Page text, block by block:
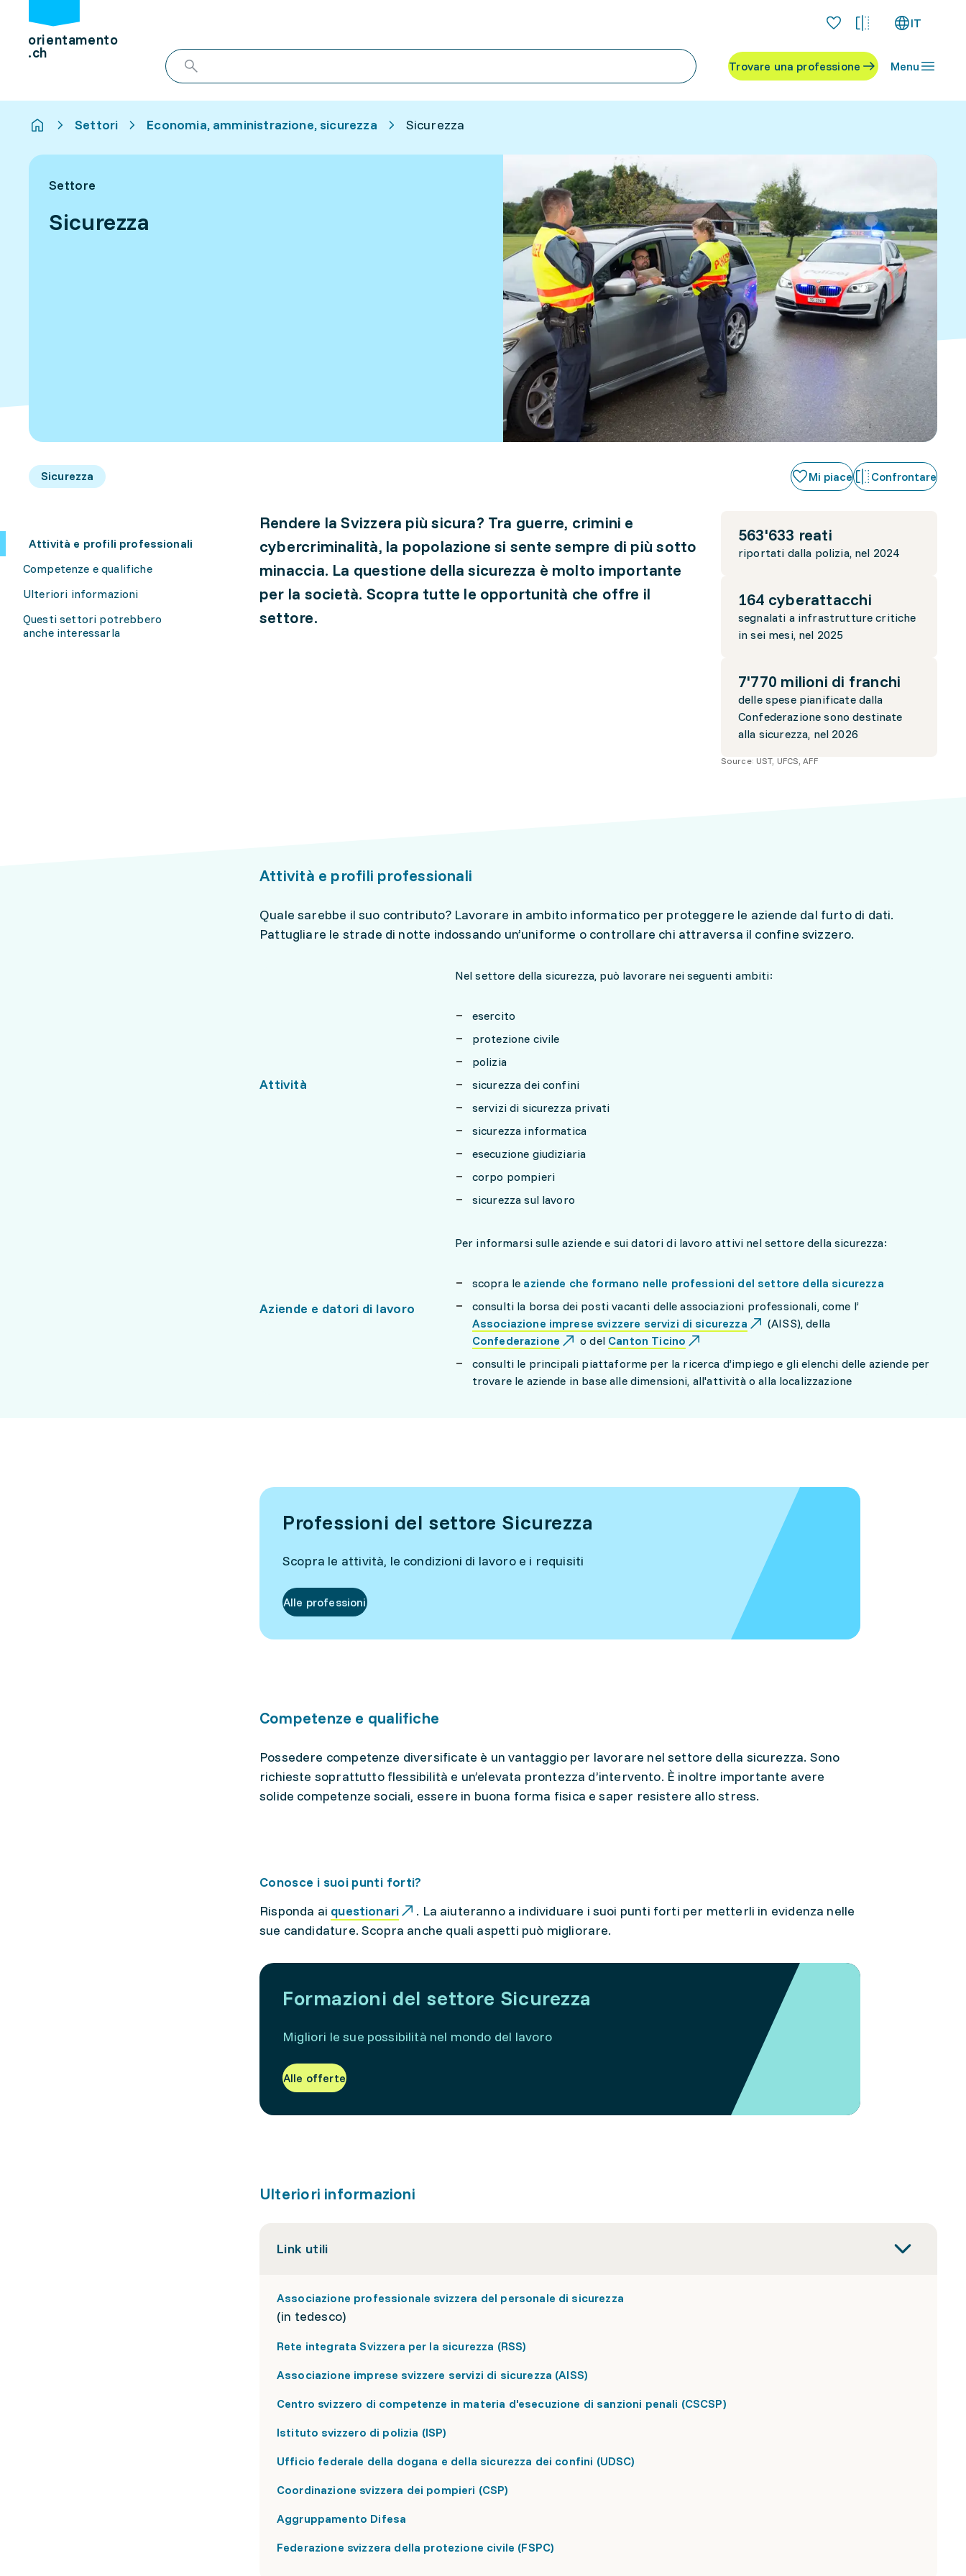
orientamento
.ch
IT
Trovare una professione Menu
Settori Economia, amministrazione, sicurezza Sicurezza
Settore
Sicurezza
Sicurezza Mi piace Confrontare
Attività e profili professionali
Competenze e qualifiche
Ulteriori informazioni
Questi settori potrebbero
anche interessarla
563'633 reati
riportati dalla polizia, nel 2024
164 cyberattacchi
segnalati a infrastrutture critiche
in sei mesi, nel 2025
7'770 milioni di franchi
delle spese pianificate dalla
Confederazione sono destinate
alla sicurezza, nel 2026
Source: UST, UFCS, AFF
Rendere la Svizzera più sicura? Tra guerre, crimini e
cybercriminalità, la popolazione si sente sempre di più sotto
minaccia. La questione della sicurezza è molto importante
per la società. Scopra tutte le opportunità che offre il
settore.
Attività e profili professionali
Quale sarebbe il suo contributo? Lavorare in ambito informatico per proteggere le aziende dal furto di dati.
Pattugliare le strade di notte indossando un’uniforme o controllare chi attraversa il confine svizzero.
Attività
Nel settore della sicurezza, può lavorare nei seguenti ambiti:
esercito
protezione civile
polizia
sicurezza dei confini
servizi di sicurezza privati
sicurezza informatica
esecuzione giudiziaria
corpo pompieri
sicurezza sul lavoro
Aziende e datori di lavoro
Per informarsi sulle aziende e sui datori di lavoro attivi nel settore della sicurezza:
scopra le aziende che formano nelle professioni del settore della sicurezza
consulti la borsa dei posti vacanti delle associazioni professionali, come l’
Associazione imprese svizzere servizi di sicurezza
(AISS), della
Confederazione
o del Canton Ticino
consulti le principali piattaforme per la ricerca d’impiego e gli elenchi delle aziende per
trovare le aziende in base alle dimensioni, all'attività o alla localizzazione
Professioni del settore Sicurezza
Scopra le attività, le condizioni di lavoro e i requisiti
Alle professioni
Competenze e qualifiche
Possedere competenze diversificate è un vantaggio per lavorare nel settore della sicurezza. Sono
richieste soprattutto flessibilità e un’elevata prontezza d’intervento. È inoltre importante avere
solide competenze sociali, essere in buona forma fisica e saper resistere allo stress.
Conosce i suoi punti forti?
Risponda ai questionari
. La aiuteranno a individuare i suoi punti forti per metterli in evidenza nelle
sue candidature. Scopra anche quali aspetti può migliorare.
Formazioni del settore Sicurezza
Migliori le sue possibilità nel mondo del lavoro
Alle offerte
Ulteriori informazioni
Link utili
Associazione professionale svizzera del personale di sicurezza
(in tedesco)
Rete integrata Svizzera per la sicurezza (RSS)
Associazione imprese svizzere servizi di sicurezza (AISS)
Centro svizzero di competenze in materia d'esecuzione di sanzioni penali (CSCSP)
Istituto svizzero di polizia (ISP)
Ufficio federale della dogana e della sicurezza dei confini (UDSC)
Coordinazione svizzera dei pompieri (CSP)
Aggruppamento Difesa
Federazione svizzera della protezione civile (FSPC)